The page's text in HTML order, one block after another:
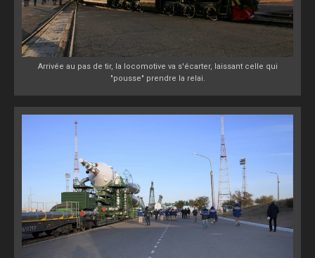
Arrivée au pas de tir, la locomotive va s'écarter, laissant celle qui
"pousse" prendre la relai.